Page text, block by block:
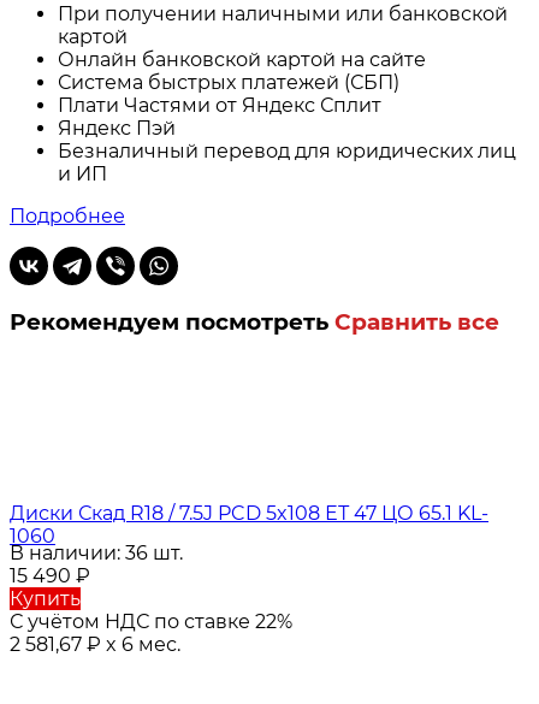
При получении наличными или банковской
картой
Онлайн банковской картой на сайте
Система быстрых платежей (СБП)
Плати Частями от Яндекс Сплит
Яндекс Пэй
Безналичный перевод для юридических лиц
и ИП
Подробнее
Рекомендуем посмотреть Сравнить все
Диски Скад R18 / 7.5J PCD 5x108 ЕТ 47 ЦО 65.1 KL-
1060
В наличии: 36 шт.
15 490 ₽
Купить
С учётом НДС по ставке 22%
2 581,67 ₽ x 6 мес.